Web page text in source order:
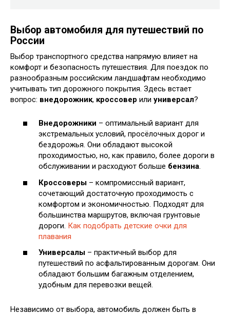
Выбор автомобиля для путешествий по
России
Выбор транспортного средства напрямую влияет на
комфорт и безопасность путешествия. Для поездок по
разнообразным российским ландшафтам необходимо
учитывать тип дорожного покрытия. Здесь встает
вопрос: внедорожник, кроссовер или универсал?
Внедорожники – оптимальный вариант для
экстремальных условий, просёлочных дорог и
бездорожья. Они обладают высокой
проходимостью, но, как правило, более дороги в
обслуживании и расходуют больше бензина.
Кроссоверы – компромиссный вариант,
сочетающий достаточную проходимость с
комфортом и экономичностью. Подходят для
большинства маршрутов, включая грунтовые
дороги. Как подобрать детские очки для
плавания
Универсалы – практичный выбор для
путешествий по асфальтированным дорогам. Они
обладают большим багажным отделением,
удобным для перевозки вещей.
Независимо от выбора, автомобиль должен быть в